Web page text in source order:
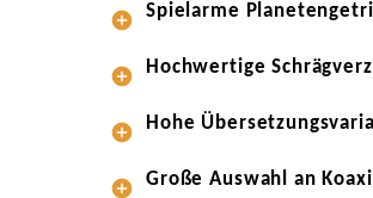
Spielarme
Hochwertige
Hohe
Große Auswahl an